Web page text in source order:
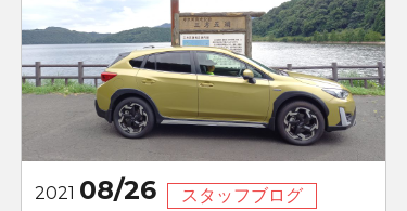
2021 08/26
スタッフブログ